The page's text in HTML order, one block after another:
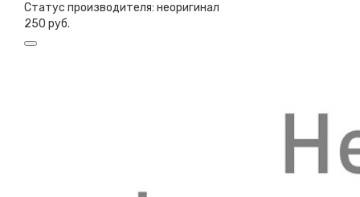
Статус производителя: неоригинал
250 руб.